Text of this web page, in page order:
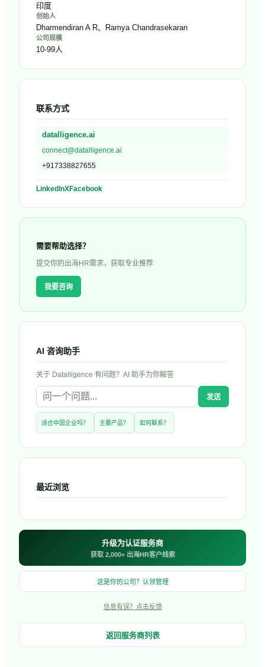
印度
创始人
Dharmendiran A R、Ramya Chandrasekaran
公司规模
10-99人
联系方式
datalligence.ai
connect@datalligence.ai
+917338827655
LinkedInXFacebook
需要帮助选择？
提交你的出海HR需求，获取专业推荐
我要咨询
AI 咨询助手
关于 Datalligence 有问题？AI 助手为你解答
发送
适合中国企业吗？ 主要产品？ 如何联系？
最近浏览
升级为认证服务商
获取 2,000+ 出海HR客户线索
这是你的公司？认领管理
信息有误？点击反馈
返回服务商列表